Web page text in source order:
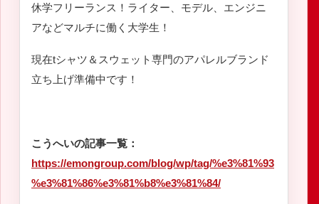
休学フリーランス！ライター、モデル、エンジニ
アなどマルチに働く大学生！
現在tシャツ＆スウェット専門のアパレルブランド
立ち上げ準備中です！
こうへいの記事一覧：
https://emongroup.com/blog/wp/tag/%e3%81%93
%e3%81%86%e3%81%b8%e3%81%84/